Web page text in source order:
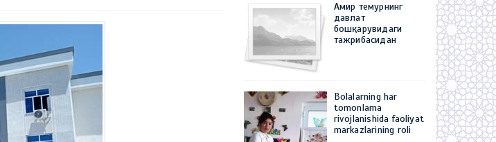
Амир темурнинг
давлат
бошқарувидаги
тажрибасидан
Bolalarning har
tomonlama
rivojlanishida faoliyat
markazlarining roli